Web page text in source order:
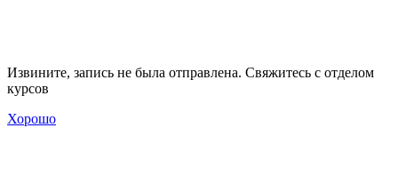
Извините, запись не была отправлена. Свяжитесь с отделом
курсов
Хорошо